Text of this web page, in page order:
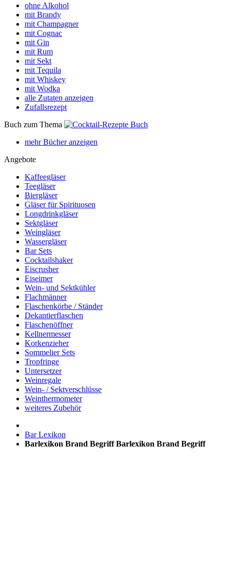
ohne Alkohol
mit Brandy
mit Champagner
mit Cognac
mit Gin
mit Rum
mit Sekt
mit Tequila
mit Whiskey
mit Wodka
alle Zutaten anzeigen
Zufallsrezept
Buch zum Thema
mehr Bücher anzeigen
Angebote
Kaffeegläser
Teegläser
Biergläser
Gläser für Spirituosen
Longdrinkgläser
Sektgläser
Weingläser
Wassergläser
Bar Sets
Cocktailshaker
Eiscrusher
Eiseimer
Wein- und Sektkühler
Flachmänner
Flaschenkörbe / Ständer
Dekantierflaschen
Flaschenöffner
Kellnermesser
Korkenzieher
Sommelier Sets
Tropfringe
Untersetzer
Weinregale
Wein- / Sektverschlüsse
Weinthermometer
weiteres Zubehör
Bar Lexikon
Barlexikon Brand BegriffBarlexikon Brand Begriff